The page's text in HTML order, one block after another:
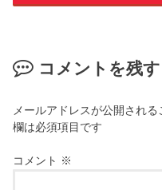
コメントを残す
メールアドレスが公開される
欄は必須項目です
コメント ※